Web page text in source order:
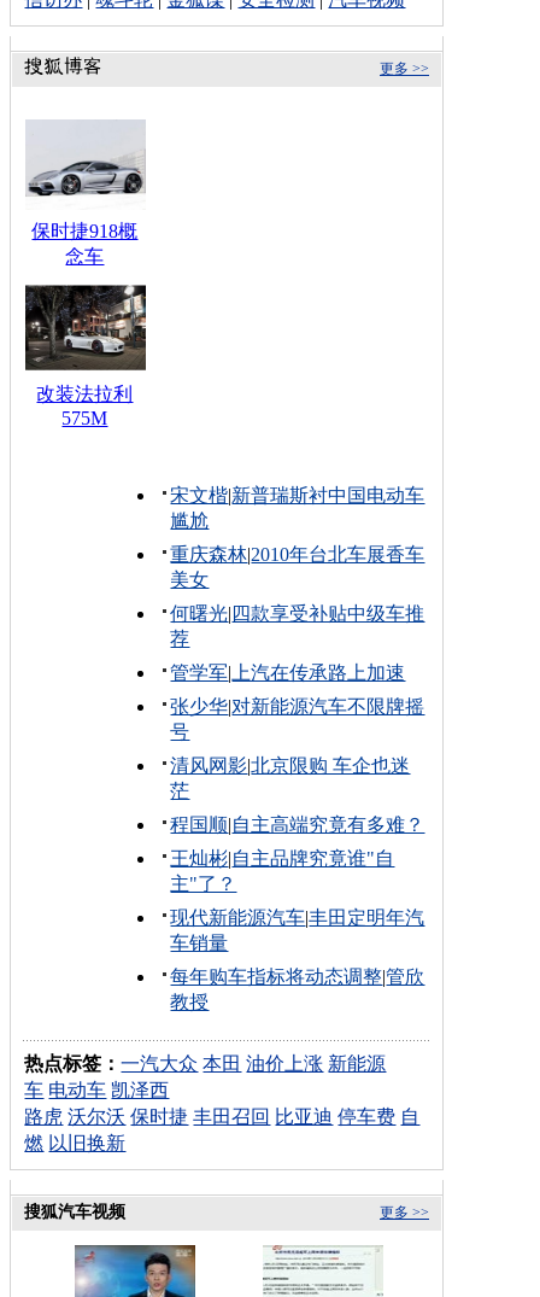
更多 >>
保时捷918概
念车
改装法拉利
575M
宋文楷|新普瑞斯衬中国电动车
尴尬
重庆森林|2010年台北车展香车
美女
何曙光| 四款享受补贴中级车推
荐
管学军| 上汽在传承路上加速
张少华|对新能源汽车不限牌摇
号
清风网影|北京限购 车企也迷
茫
程国顺|自主高端究竟有多难？
王灿彬|自主品牌究竟谁"自
主"了？
现代新能源汽车|丰田定明年汽
车销量
每年购车指标将动态调整|管欣
教授
热点标签：一汽大众 本田 油价上涨 新能源
车 电动车 凯泽西
路虎 沃尔沃 保时捷 丰田召回 比亚迪 停车费 自
燃 以旧换新
更多 >>
搜狐汽车视频